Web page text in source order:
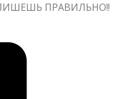
ПРАВИЛЬНО!!